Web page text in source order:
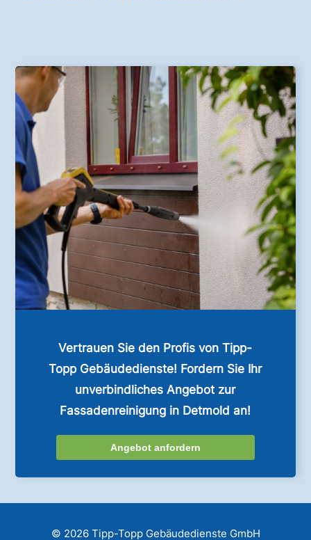
Vertrauen Sie den Profis von Tipp-
Topp Gebäudedienste! Fordern Sie Ihr
unverbindliches Angebot zur
Fassadenreinigung in Detmold an!
Angebot anfordern
© 2026 Tipp-Topp Gebäudedienste GmbH